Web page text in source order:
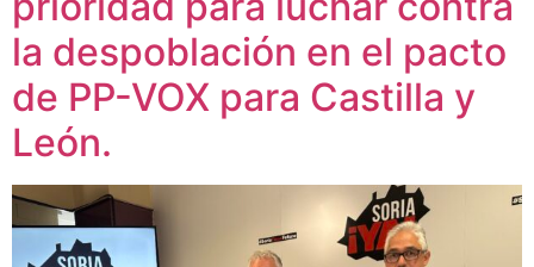
la despoblación en el pacto
de PP-VOX para Castilla y
León.